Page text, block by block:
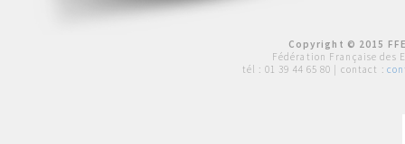
Copyright © 2015
Fédération Française des
tél : 01 39 44 65 80 | contact :